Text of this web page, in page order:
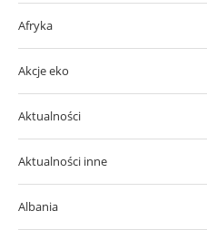
Afryka
Akcje eko
Aktualności
Aktualności inne
Albania